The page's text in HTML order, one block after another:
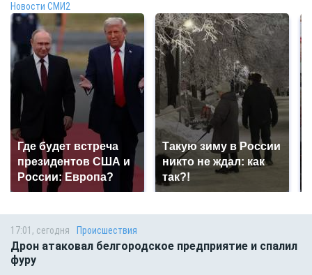
Новости СМИ2
Где будет встреча
президентов США и
России: Европа?
Такую зиму в России
никто не ждал: как
так?!
17:01, сегодня Происшествия
Дрон атаковал белгородское предприятие и спалил
фуру